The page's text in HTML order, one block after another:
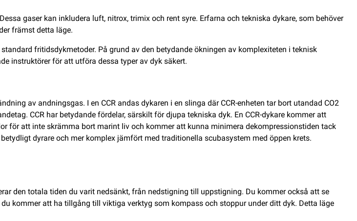
gaser kan inkludera luft, nitrox, trimix och rent syre. Erfarna och tekniska dykare, som behöver
främst detta läge.
fritidsdykmetoder. På grund av den betydande ökningen av komplexiteten i teknisk
instruktörer för att utföra dessa typer av dyk säkert.
av andningsgas. I en CCR andas dykaren i en slinga där CCR-enheten tar bort utandad CO2
CCR har betydande fördelar, särskilt för djupa tekniska dyk. En CCR-dykare kommer att
för att inte skrämma bort marint liv och kommer att kunna minimera dekompressionstiden tack
dyrare och mer komplex jämfört med traditionella scubasystem med öppen krets.
den totala tiden du varit nedsänkt, från nedstigning till uppstigning. Du kommer också att se
kommer att ha tillgång till viktiga verktyg som kompass och stoppur under ditt dyk. Detta läge